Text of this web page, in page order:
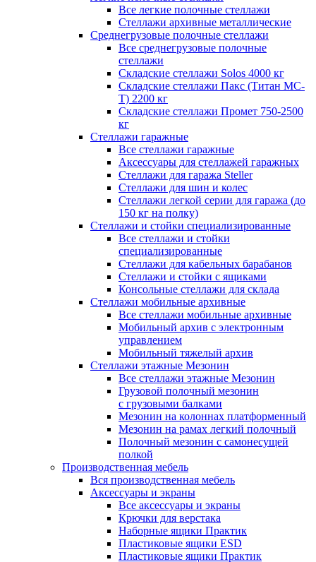
Все легкие полочные стеллажи
Стеллажи архивные металлические
Среднегрузовые полочные стеллажи
Все среднегрузовые полочные
стеллажи
Складские стеллажи Solos 4000 кг
Складские стеллажи Пакс (Титан МС-
Т) 2200 кг
Складские стеллажи Промет 750-2500
кг
Стеллажи гаражные
Все стеллажи гаражные
Аксессуары для стеллажей гаражных
Стеллажи для гаража Steller
Стеллажи для шин и колес
Стеллажи легкой серии для гаража (до
150 кг на полку)
Стеллажи и стойки специализированные
Все стеллажи и стойки
специализированные
Стеллажи для кабельных барабанов
Стеллажи и стойки с ящиками
Консольные стеллажи для склада
Стеллажи мобильные архивные
Все стеллажи мобильные архивные
Мобильный архив с электронным
управлением
Мобильный тяжелый архив
Стеллажи этажные Мезонин
Все стеллажи этажные Мезонин
Грузовой полочный мезонин
с грузовыми балками
Мезонин на колоннах платформенный
Мезонин на рамах легкий полочный
Полочный мезонин с самонесущей
полкой
Производственная мебель
Вся производственная мебель
Аксессуары и экраны
Все аксессуары и экраны
Крючки для верстака
Наборные ящики Практик
Пластиковые ящики ESD
Пластиковые ящики Практик